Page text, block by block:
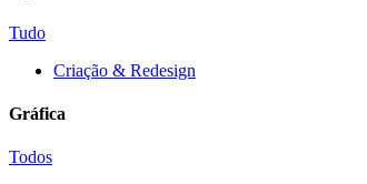
Tudo
Criação & Redesign
Gráfica
Todos